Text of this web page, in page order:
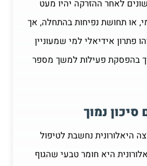
לאחר ההזרקה יהיו מעט
או תחושת נפיחות בהתחלה, אך
פתרון אידיאלי למי שמעוניין
בהפסקת פעילות למשך מספר
היאלורונית נחשבת לטיפול
היא חומר טבעי שהגוף